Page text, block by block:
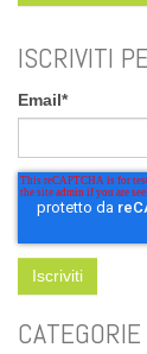
ISCRIVITI
Email*